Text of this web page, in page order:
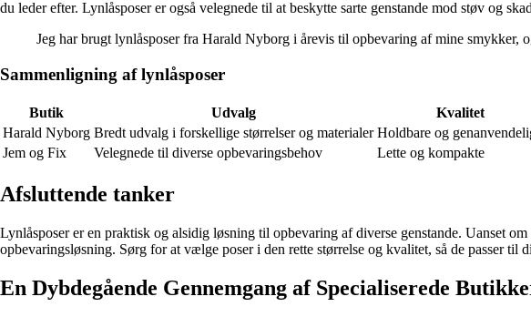
du leder efter. Lynlåsposer er også velegnede til at beskytte sarte genstande mod støv og
Jeg har brugt lynlåsposer fra Harald Nyborg i årevis til opbevaring af mine smykker,
Sammenligning af lynlåsposer
Butik Udvalg
Kvalitet
Harald Nyborg Bredt udvalg i forskellige størrelser og materialer Holdbare og
Jem og Fix
Velegnede til diverse opbevaringsbehov Lette og kompakte
Afsluttende tanker
Lynlåsposer er en praktisk og alsidig løsning til opbevaring af diverse genstande. Uanset
opbevaringsløsning. Sørg for at vælge poser i den rette størrelse og kvalitet, så de passer til
En Dybdegående Gennemgang af Specialiserede